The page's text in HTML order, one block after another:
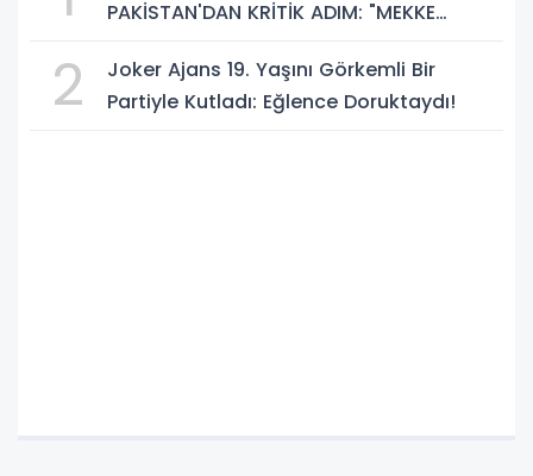
PAKİSTAN'DAN KRİTİK ADIM: "MEKKE
2
Joker Ajans 19. Yaşını Görkemli Bir
Partiyle Kutladı: Eğlence Doruktaydı!